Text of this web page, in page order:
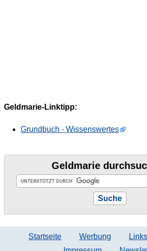
Geldmarie-Linktipp:
Grundbuch - Wissenswertes
Geldmarie
Startseite Werbung Links